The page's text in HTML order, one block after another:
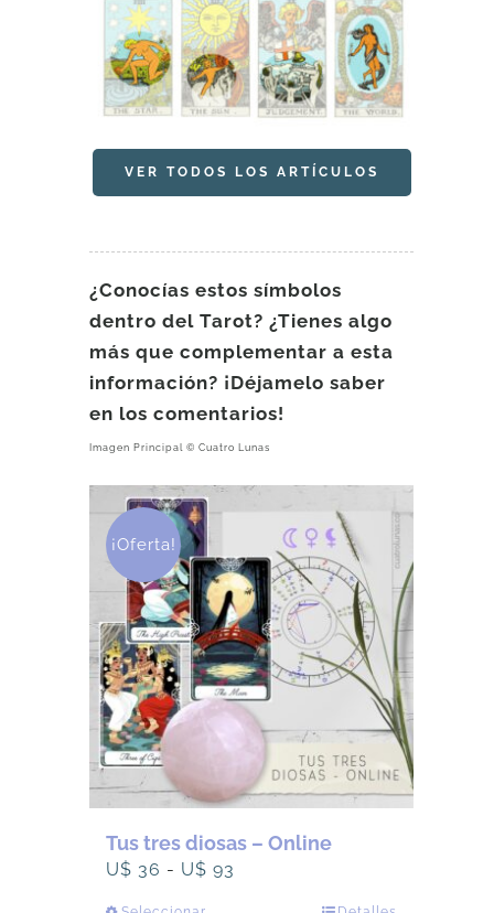
VER TODOS LOS ARTÍCULOS
¿Conocías estos símbolos
dentro del Tarot? ¿Tienes algo
más que complementar a esta
información? ¡Déjamelo saber
en los comentarios!
Imagen Principal © Cuatro Lunas
¡Oferta!
Tus tres diosas – Online
U$ 36 - U$93